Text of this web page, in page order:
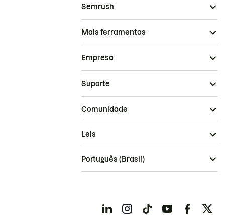
Semrush
Mais ferramentas
Empresa
Suporte
Comunidade
Leis
Português (Brasil)